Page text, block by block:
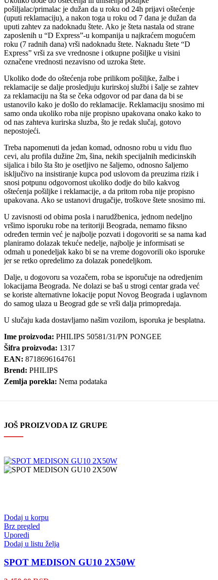
pošiljalac/primalac je dužan da u roku od 24h prijavi oštećenje
(uputi reklamaciju), a nakon toga u roku od 7 dana je dužan da
uputi zahtev za nadoknadu štete. Ako je šteta nastala od strane
zaposlenih u “D Express”-u kompanija u najkraćem mogućem
roku (7 radnih dana) vrši nadoknadu štete. Naknadu štete “D
Express” vrši za sve vrednosne i otkupne pošiljke u visini
označene vrednosti nezavisno od uzroka štete.
Ukoliko dođe do oštećenja robe prilikom pošiljke, žalbe i
reklamacije se dalje prosledjuju kurirskoj službi i šalje se zahtev
za reklamaciju na šta se čeka odgovor od par dana da bi se
ustanovilo kako je došlo do reklamacije. Reklamaciju snosimo mi
samo onda ukoliko roba nije propisno upakovana onako kako to
od nas zahteva kurirska sluzba, što je redak slučaj, gotovo
nepostojeći.
Treba napomenuti da jedan komad, odnosno robu u vidu fluo
cevi, alu profila dužine 2m, šina, nekih specijalnih medicinskih
sijalica i bilo šta što je osetljivo ne šaljemo, odnosno šaljemo
isključivo na insistiranje kupca pod uslovom da preuzima rizik i
snosi potpunu odgovornost ukoliko dodje do bilo kakvog
oštećenja pošiljke i reklamacije, a da pritom roba nije propisno
upakovana. Ako se ustanovi drugačije, troškove štete snosimo mi.
U zavisnosti od obima posla i narudžbenica, jednom nedeljno
vršimo isporuku robe na teritoriji Beograda, nemamo fiksno
određen termin već je najbolje pozvati i dogovoriti se sa nama kad
planiramo dolazak tekuće nedelje, najbolje je informisati se
odmah u ponedeljak kako bi se na vreme dogovorili oko isporuke
jer se retko opredelimo za dolazak ponedeljkom.
Dalje, u dogovoru sa vozačem, roba se isporučuje na odredjenim
lokacijama Beograda. Ne dolazi se baš u strogi centar grada već
se koriste alternativne lokacije poput Novog Beograda i uglavnom
do samog ulaza u Beograd gde se vrši dalja primopredaja.
U slučaju kada dostavljamo našim vozilom, isporuka je besplatna.
Ime proizvoda: PHILIPS 50581/31/PN PONGEE
Šifra proizvoda: 1317
EAN: 8718696164761
Brend: PHILIPS
Zemlja porekla: Nema podataka
JOŠ PROIZVODA IZ GRUPE
Dodaj u korpu
Brz pregled
Uporedi
Dodaj u listu želja
SPOT MEDISON GU10 2X50W